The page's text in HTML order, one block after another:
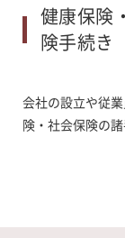
健康保険
険手続き
会社の設立や従
険・社会保険の